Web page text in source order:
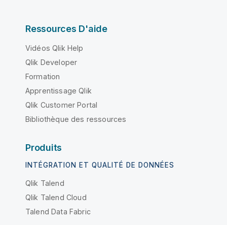
Ressources D'aide
Vidéos Qlik Help
Qlik Developer
Formation
Apprentissage Qlik
Qlik Customer Portal
Bibliothèque des ressources
Produits
INTÉGRATION ET QUALITÉ DE DONNÉES
Qlik Talend
Qlik Talend Cloud
Talend Data Fabric